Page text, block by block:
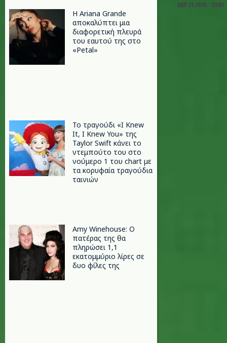
Η Ariana Grande
αποκαλύπτει μια
διαφορετική πλευρά
του εαυτού της στο
«Petal»
Το τραγούδι «I Knew
It, I Knew You» της
Taylor Swift κάνει το
ντεμπούτο του στο
νούμερο 1 του chart με
τα κορυφαία τραγούδια
ταινιών
Amy Winehouse: Ο
πατέρας της θα
πληρώσει 1,1
εκατομμύριο λίρες σε
δυο φίλες της
ΑΠΡ 22 2016 - 23:01